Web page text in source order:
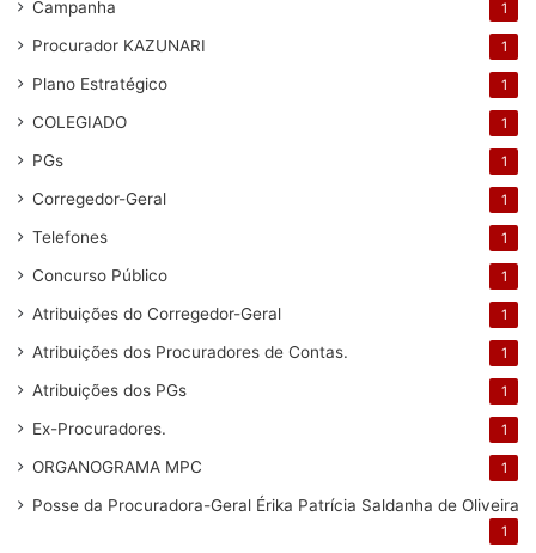
Campanha 1
Procurador KAZUNARI 1
Plano Estratégico 1
COLEGIADO 1
PGs 1
Corregedor-Geral 1
Telefones 1
Concurso Público 1
Atribuições do Corregedor-Geral 1
Atribuições dos Procuradores de Contas. 1
Atribuições dos PGs 1
Ex-Procuradores. 1
ORGANOGRAMA MPC 1
Posse da Procuradora-Geral Érika Patrícia Saldanha de Oliveira
1